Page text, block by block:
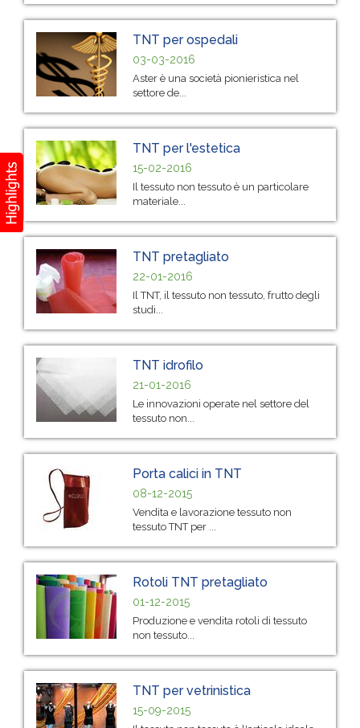
TNT per ospedali
03-03-2016
Aster è una società pionieristica nel
settore de...
TNT per l'estetica
15-02-2016
Il tessuto non tessuto è un particolare
materiale...
TNT pretagliato
22-01-2016
Il TNT, il tessuto non tessuto, frutto degli
studi...
TNT idrofilo
21-01-2016
Le innovazioni operate nel settore del
tessuto non...
Porta calici in TNT
08-12-2015
Vendita e lavorazione tessuto non
tessuto TNT per ...
Rotoli TNT pretagliato
01-12-2015
Produzione e vendita rotoli di tessuto
non tessuto...
TNT per vetrinistica
15-09-2015